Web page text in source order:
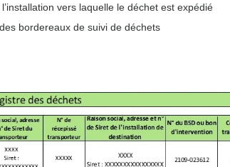
vers laquelle le déchet est expédié
bordereaux de suivi de déchets